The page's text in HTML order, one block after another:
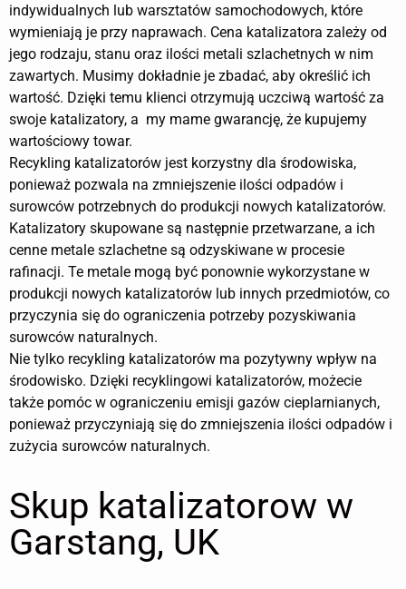
indywidualnych lub warsztatów samochodowych, które
wymieniają je przy naprawach. Cena katalizatora zależy od
jego rodzaju, stanu oraz ilości metali szlachetnych w nim
zawartych. Musimy dokładnie je zbadać, aby określić ich
wartość. Dzięki temu klienci otrzymują uczciwą wartość za
swoje katalizatory, a my mame gwarancję, że kupujemy
wartościowy towar.
Recykling katalizatorów jest korzystny dla środowiska,
ponieważ pozwala na zmniejszenie ilości odpadów i
surowców potrzebnych do produkcji nowych katalizatorów.
Katalizatory skupowane są następnie przetwarzane, a ich
cenne metale szlachetne są odzyskiwane w procesie
rafinacji. Te metale mogą być ponownie wykorzystane w
produkcji nowych katalizatorów lub innych przedmiotów, co
przyczynia się do ograniczenia potrzeby pozyskiwania
surowców naturalnych.
Nie tylko recykling katalizatorów ma pozytywny wpływ na
środowisko. Dzięki recyklingowi katalizatorów, możecie
także pomóc w ograniczeniu emisji gazów cieplarnianych,
ponieważ przyczyniają się do zmniejszenia ilości odpadów i
zużycia surowców naturalnych.
Skup katalizatorow w
Garstang, UK